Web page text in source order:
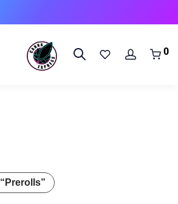
0
“Prerolls”